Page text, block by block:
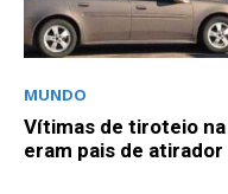
MUNDO
Vítimas de tiroteio
eram pais de atirador